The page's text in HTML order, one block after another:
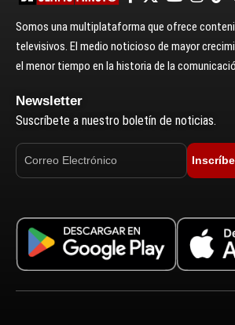
Somos una multiplataforma que ofrece
televisivos. El medio noticioso de mayor
el menor tiempo en la historia de la
Newsletter
Suscríbete a nuestro boletín de noticias.